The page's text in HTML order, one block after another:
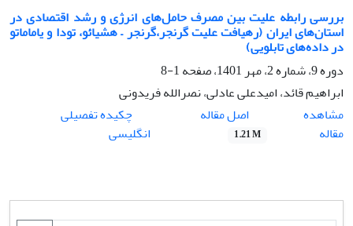
بررسی رابطه علیت بین مصرف حامل‌‌های انرژی و رشد اقتصادی در
استان‌‌های ایران (رهیافت علیت گرنجر،گرنجر – هشیائو، تودا و یاماماتو
در داده‌‌های تابلویی)
دوره 9، شماره 2، مهر 1401، صفحه
1-8
ابراهیم قائد، امیدعلی عادلی، نصرالله فریدونی
مشاهده
مقاله
اصل مقاله
1.21 M
چکیده تفصیلی
انگلیسی